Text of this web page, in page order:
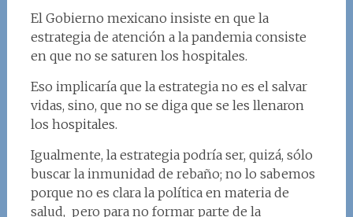
El Gobierno mexicano insiste en que la
estrategia de atención a la pandemia consiste
en que no se saturen los hospitales.
Eso implicaría que la estrategia no es el salvar
vidas, sino, que no se diga que se les llenaron
los hospitales.
Igualmente, la estrategia podría ser, quizá, sólo
buscar la inmunidad de rebaño; no lo sabemos
porque no es clara la política en materia de
salud, pero para no formar parte de la